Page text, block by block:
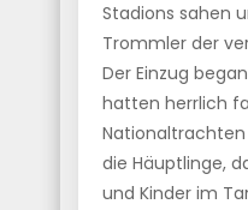
Stadions sahen
Trommler der
Der Einzug
hatten herrlich
Nationaltrachten
die Häuptlinge,
und Kinder im